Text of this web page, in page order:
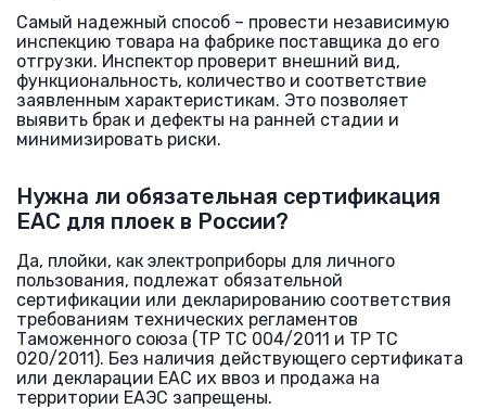
Самый надежный способ – провести независимую
инспекцию товара на фабрике поставщика до его
отгрузки. Инспектор проверит внешний вид,
функциональность, количество и соответствие
заявленным характеристикам. Это позволяет
выявить брак и дефекты на ранней стадии и
минимизировать риски.
Нужна ли обязательная сертификация
ЕАС для плоек в России?
Да, плойки, как электроприборы для личного
пользования, подлежат обязательной
сертификации или декларированию соответствия
требованиям технических регламентов
Таможенного союза (ТР ТС 004/2011 и ТР ТС
020/2011). Без наличия действующего сертификата
или декларации ЕАС их ввоз и продажа на
территории ЕАЭС запрещены.